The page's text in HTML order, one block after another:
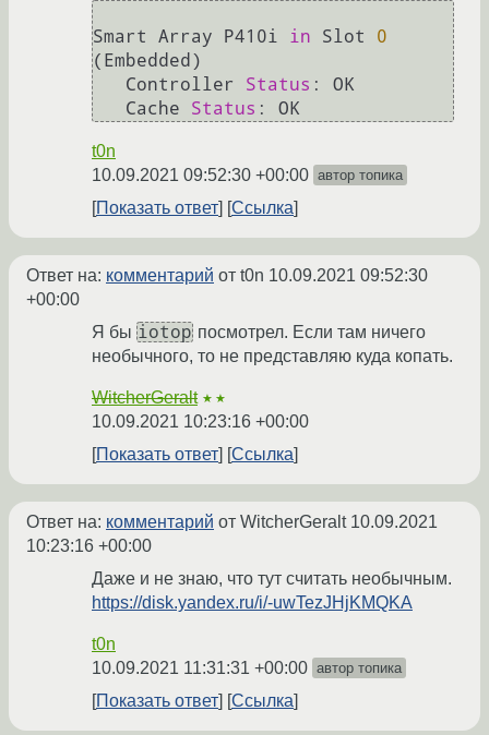
Smart Array P410i in Slot 0
(Embedded)
   Controller
Status : OK
   Cache
Status
t0n
10.09.2021 09:52:30 +00:00 автор топика
Показать ответ Ссылка
Ответ на: комментарий от t0n 10.09.2021 09:52:30
+00:00
Я бы iotop посмотрел. Если там ничего
необычного, то не представляю куда копать.
WitcherGeralt ★★
10.09.2021 10:23:16 +00:00
Показать ответ
Ссылка
Ответ на: комментарий от WitcherGeralt 10.09.2021
10:23:16 +00:00
Даже и не знаю, что тут считать необычным.
https://disk.yandex.ru/i/-uwTezJHjKMQKA
t0n
10.09.2021 11:31:31 +00:00 автор топика
Показать ответ Ссылка